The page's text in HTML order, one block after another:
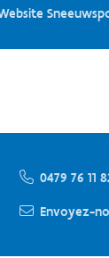
0479 76 11
Envoyez-